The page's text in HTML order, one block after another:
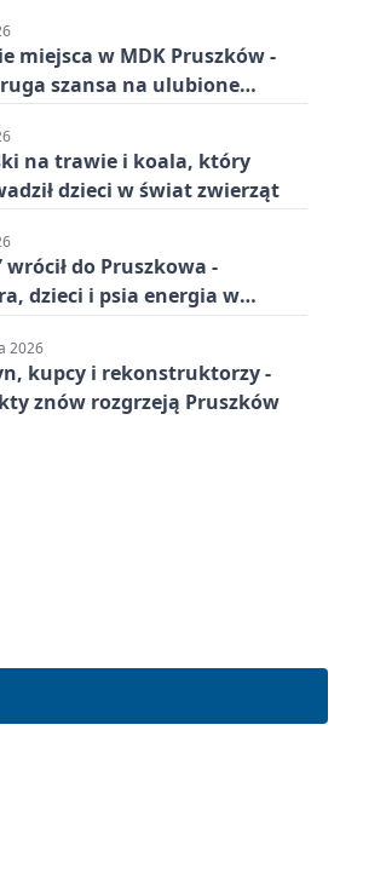
miejsca w MDK Pruszków -
szansa na ulubione
na trawie i koala, który
dzieci w świat zwierząt
wrócił do Pruszkowa -
dzieci i psia energia w
2026
kupcy i rekonstruktorzy -
znów rozgrzeją Pruszków